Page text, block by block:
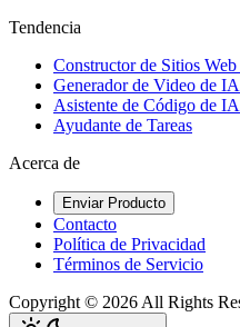
Tendencia
Constructor de Sitios
Generador de Video de IA
Asistente de Código de IA
Ayudante de Tareas
Acerca de
Enviar Producto
Contacto
Política de Privacidad
Términos de Servicio
Copyright © 2026 All Rights